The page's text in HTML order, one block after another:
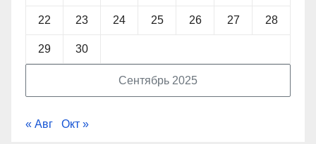
Сентябрь 2025
22 23 24 25 26 27 28
29 30
« Авг Окт »